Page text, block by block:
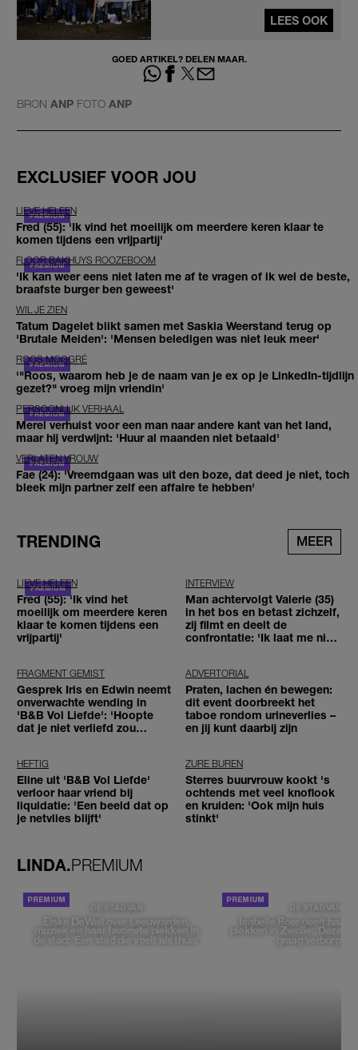
LEES OOK
GOED ARTIKEL? DELEN MAAR.
BRON ANP FOTO ANP
EXCLUSIEF VOOR JOU
LIEVE HELEEN
Fred (55): 'Ik vind het moeilijk om meerdere keren klaar te
komen tijdens een vrijpartij'
FLOOR BAKHUYS ROOZEBOOM
'Ik kan weer eens niet laten me af te vragen of ik wel de beste,
braafste burger ben geweest'
WIL JE ZIEN
Tatum Dagelet blikt samen met Saskia Weerstand terug op
'Brutale Meiden': 'Mensen beledigen was niet leuk meer'
ROOS MOGGRÉ
'"Roos, waarom heb je de naam van je ex op je LinkedIn-tijdlijn
gezet?" vroeg mijn vriendin'
PERSOONLIJK VERHAAL
Merel verhuist voor een man naar andere kant van het land,
maar hij verdwijnt: 'Huur al maanden niet betaald'
VERLATEN VROUW
Fae (24): 'Vreemdgaan was uit den boze, dat deed je niet, toch
bleek mijn partner zelf een affaire te hebben'
TRENDING MEER
LIEVE HELEEN
Fred (55): 'Ik vind het
moeilijk om meerdere keren
klaar te komen tijdens een
vrijpartij'
INTERVIEW
Man achtervolgt Valerie (35)
in het bos en betast zichzelf,
zij filmt en deelt de
confrontatie: 'Ik laat me niet
FRAGMENT GEMIST
Gesprek Iris en Edwin neemt
onverwachte wending in
'B&B Vol Liefde': 'Hoopte
dat je niet verliefd zou
ADVERTORIAL
Praten, lachen én bewegen:
dit event doorbreekt het
taboe rondom urineverlies –
en jij kunt daarbij zijn
HEFTIG
Eline uit 'B&B Vol Liefde'
verloor haar vriend bij
liquidatie: 'Een beeld dat op
je netvlies blijft'
ZURE BUREN
Sterres buurvrouw kookt 's
ochtends met veel knoflook
en kruiden: 'Ook mijn huis
stinkt'
LINDA.PREMIUM
DE STAD VAN
Elske DeWall over Leeuwarden,
muziek en haar favoriete plekken in
de stad: 'Een stad die voelt als thuis'
DE STAD VAN
Isabelle Boer deelt haar
plekken in Zwolle: 'Deze
graag verborgen'